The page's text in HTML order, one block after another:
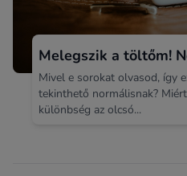
Melegszik a töltőm!
Mivel e sorokat olvasod, így
tekinthető normálisnak?
különbség az olcsó...